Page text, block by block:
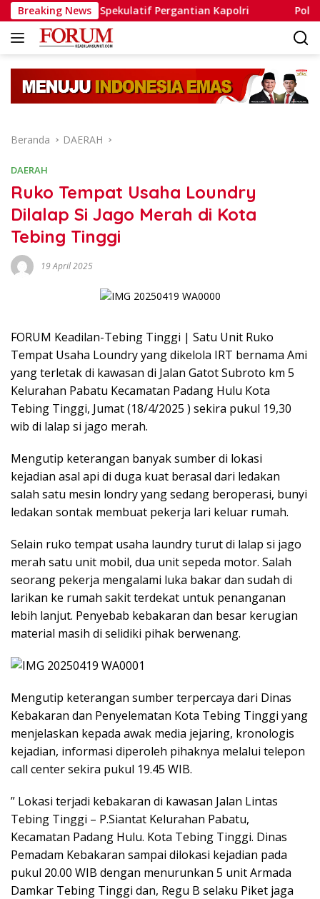
Langsung
ke
konten
Breaking News
Isu Spekulatif Pergantian Kapolri Polres
Beranda DAERAH
DAERAH
Ruko Tempat Usaha Loundry
Dilalap Si Jago Merah di Kota
Tebing Tinggi
19 April 2025
FORUM Keadilan-Tebing Tinggi | Satu Unit Ruko
Tempat Usaha Loundry yang dikelola IRT bernama Ami
yang terletak di kawasan di Jalan Gatot Subroto km 5
Kelurahan Pabatu Kecamatan Padang Hulu Kota
Tebing Tinggi, Jumat (18/4/2025 ) sekira pukul 19,30
wib di lalap si jago merah.
Mengutip keterangan banyak sumber di lokasi
kejadian asal api di duga kuat berasal dari ledakan
salah satu mesin londry yang sedang beroperasi, bunyi
ledakan sontak membuat pekerja lari keluar rumah.
Selain ruko tempat usaha laundry turut di lalap si jago
merah satu unit mobil, dua unit sepeda motor. Salah
seorang pekerja mengalami luka bakar dan sudah di
larikan ke rumah sakit terdekat untuk penanganan
lebih lanjut. Penyebab kebakaran dan besar kerugian
material masih di selidiki pihak berwenang.
Mengutip keterangan sumber terpercaya dari Dinas
Kebakaran dan Penyelematan Kota Tebing Tinggi yang
menjelaskan kepada awak media jejaring, kronologis
kejadian, informasi diperoleh pihaknya melalui telepon
call center sekira pukul 19.45 WIB.
” Lokasi terjadi kebakaran di kawasan Jalan Lintas
Tebing Tinggi – P.Siantat Kelurahan Pabatu,
Kecamatan Padang Hulu. Kota Tebing Tinggi. Dinas
Pemadam Kebakaran sampai dilokasi kejadian pada
pukul 20.00 WIB dengan menurunkan 5 unit Armada
Damkar Tebing Tinggi dan, Regu B selaku Piket jaga